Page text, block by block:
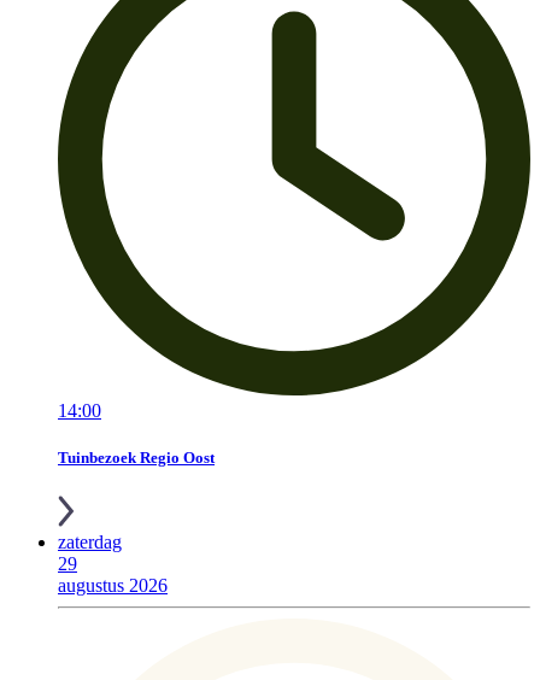
14:00
Tuinbezoek Regio Oost
zaterdag
29
augustus 2026